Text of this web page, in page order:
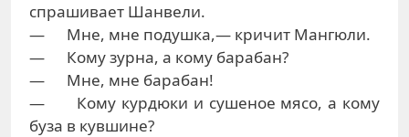
спрашивает Шанвели.
— Мне, мне подушка,— кричит Мангюли.
— Кому зурна, а кому барабан?
— Мне, мне барабан!
— Кому курдюки и сушеное мясо, а кому
буза в кувшине?